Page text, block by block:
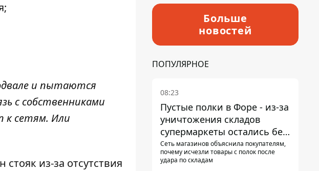
и пытаются
с собственниками
к сетям. Или
из-за отсутствия
Больше
новостей
ПОПУЛЯРНОЕ
08:23
Пустые полки в Форе - из-за
уничтожения складов
супермаркеты остались без
ассортимента
Сеть магазинов объяснила покупателям,
почему исчезли товары с полок после
удара по складам